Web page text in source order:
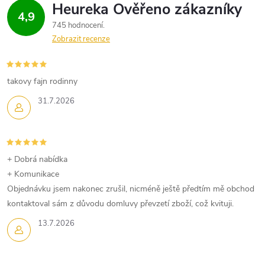
d
a
c
í
p
v
k
y
v
ý
4,9
745 hodnocení
Zobrazit recenze
31.7.2026
takovy fajn rodinny
13.7.2026
+ Dobrá nabídka
+ Komunikace
Objednávku jsem nakonec zrušil, nicméně ještě předtím mě obchod
kontaktoval sám z důvodu domluvy převzetí zboží, což kvituji.